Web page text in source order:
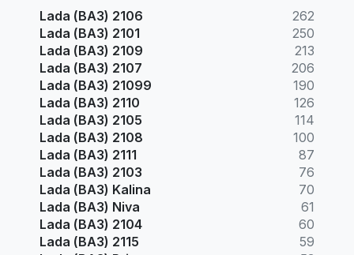
Lada (ВАЗ) 2106
262
Lada (ВАЗ) 2101
250
Lada (ВАЗ) 2109
213
Lada (ВАЗ) 2107
206
Lada (ВАЗ) 21099
190
Lada (ВАЗ) 2110
126
Lada (ВАЗ) 2105
114
Lada (ВАЗ) 2108
100
Lada (ВАЗ) 2111
87
Lada (ВАЗ) 2103
76
Lada (ВАЗ) Kalina
70
Lada (ВАЗ) Niva
61
Lada (ВАЗ) 2104
60
Lada (ВАЗ) 2115
59